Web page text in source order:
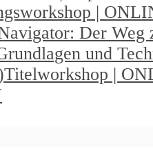
|
Der
und
|